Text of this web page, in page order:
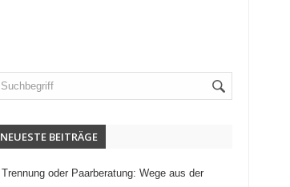
NEUESTE BEITRÄGE
Trennung oder Paarberatung: Wege aus der